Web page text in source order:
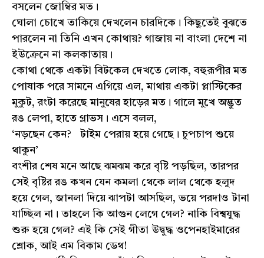
বসলেন জোম্বির মত।
ঘোলা চোখে তাকিয়ে দেখলেন চারদিকে। কিছুতেই বুঝতে
পারলেন না তিনি এখন কোথায়? গাজায় না বাংলা দেশে না
ইউক্রেনে না কলকাতায়।
কোথা থেকে একটা বিটকেল দেখতে লোক, বহুরূপীর মত
পোষাক পরে সামনে এগিয়ে এল, মাথায় একটা প্লাস্টিকের
মুকুট, রংটা করেছে মানুষের হাড়ের মত। গালে মুখে অদ্ভুত
রঙ লেপা, হাতে গ্লাভস। এসে বলল,
‘নড়ছেন কেন? টাইম পেরায় হয়ে গেছে। চুপচাপ শুয়ে
থাকুন’
বংশীর শেষ মনে আছে ঝমঝম করে বৃষ্টি পড়ছিল, তারপর
সেই বৃষ্টির রঙ কখন যেন কমলা থেকে লাল থেকে হলুদ
হয়ে গেল, জানলা দিয়ে ঝাপটা আসছিল, ভয়ে পরদাও টানা
যাচ্ছিল না। তাহলে কি আগুন লেগে গেল? নাকি বিশ্বযুদ্ধ
শুরু হয়ে গেল? এই কি সেই গীতা উদ্বুদ্ধ ওপেনহাইমারের
শ্লোক, আই এম বিকাম ডেথ!